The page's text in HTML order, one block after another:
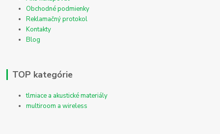
Obchodné podmienky
Reklamačný protokol
Kontakty
Blog
TOP kategórie
tlmiace a akustické materiály
multiroom a wireless